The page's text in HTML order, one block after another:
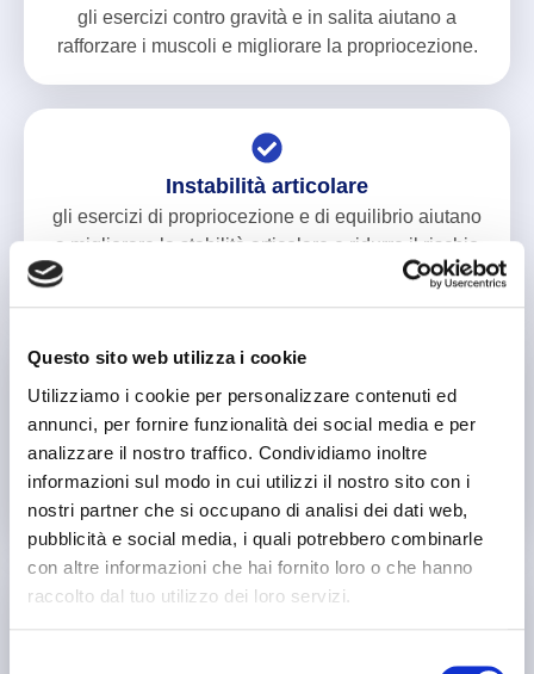
Questo sito web utilizza i cookie
Utilizziamo i cookie per personalizzare contenuti ed
annunci, per fornire funzionalità dei social media e per
analizzare il nostro traffico. Condividiamo inoltre
informazioni sul modo in cui utilizzi il nostro sito con i
nostri partner che si occupano di analisi dei dati web,
pubblicità e social media, i quali potrebbero combinarle
con altre informazioni che hai fornito loro o che hanno
raccolto dal tuo utilizzo dei loro servizi.
gli esercizi contro gravità e in salita aiutano a
rafforzare i muscoli e migliorare la propriocezione.
Instabilità articolare
gli esercizi di propriocezione e di equilibrio aiutano
a migliorare la stabilità articolare e ridurre il rischio
Alterazioni del passo
la rieducazione del passo su tapis roulant aiuta a
correggere le anomalie del cammino e migliorare la
postura.